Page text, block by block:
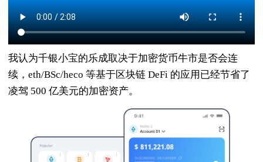
我认为千银小宝的乐成取决于加密货币牛市是否会连
续，eth/BSc/heco 等基于区块链 DeFi 的应用已经节省了
凌驾 500 亿美元的加密资产。